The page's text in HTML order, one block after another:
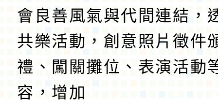
會良善風氣與代間連結，
共樂活動，創意照片徵件
禮、闖關攤位、表演活動
容，增加